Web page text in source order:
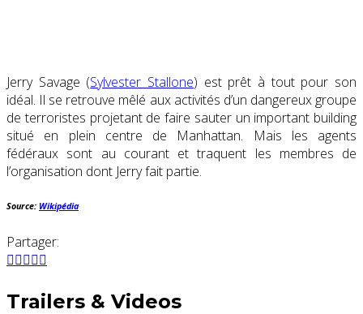
Jerry Savage (Sylvester Stallone) est prêt à tout pour son
idéal. Il se retrouve mêlé aux activités d’un dangereux groupe
de terroristes projetant de faire sauter un important building
situé en plein centre de Manhattan. Mais les agents
fédéraux sont au courant et traquent les membres de
l’organisation dont Jerry fait partie.
Source: Wikipédia
Partager:
Trailers & Videos